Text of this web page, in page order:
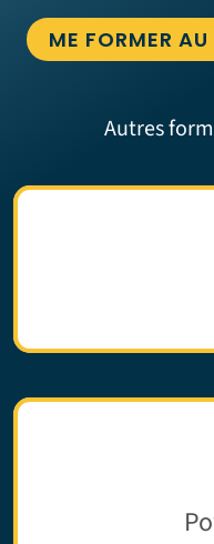
ME FORMER
Autres